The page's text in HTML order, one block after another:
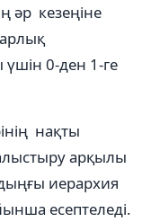
әр кезеңіне
үшін 0-ден 1-ге
нақты
арқылы
иерархия
есептеледі.